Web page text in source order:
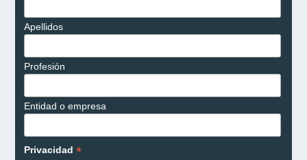
Apellidos
Profesión
Entidad o empresa
Privacidad *